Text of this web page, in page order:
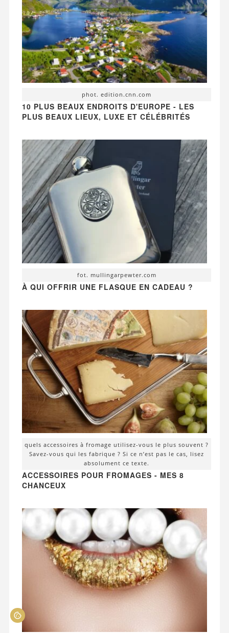
phot. edition.cnn.com
10 PLUS BEAUX ENDROITS D'EUROPE - LES
PLUS BEAUX LIEUX, LUXE ET CÉLÉBRITÉS
fot. mullingarpewter.com
À QUI OFFRIR UNE FLASQUE EN CADEAU ?
quels accessoires à fromage utilisez-vous le plus souvent ?
Savez-vous qui les fabrique ? Si ce n’est pas le cas, lisez
absolument ce texte.
ACCESSOIRES POUR FROMAGES - MES 8
CHANCEUX